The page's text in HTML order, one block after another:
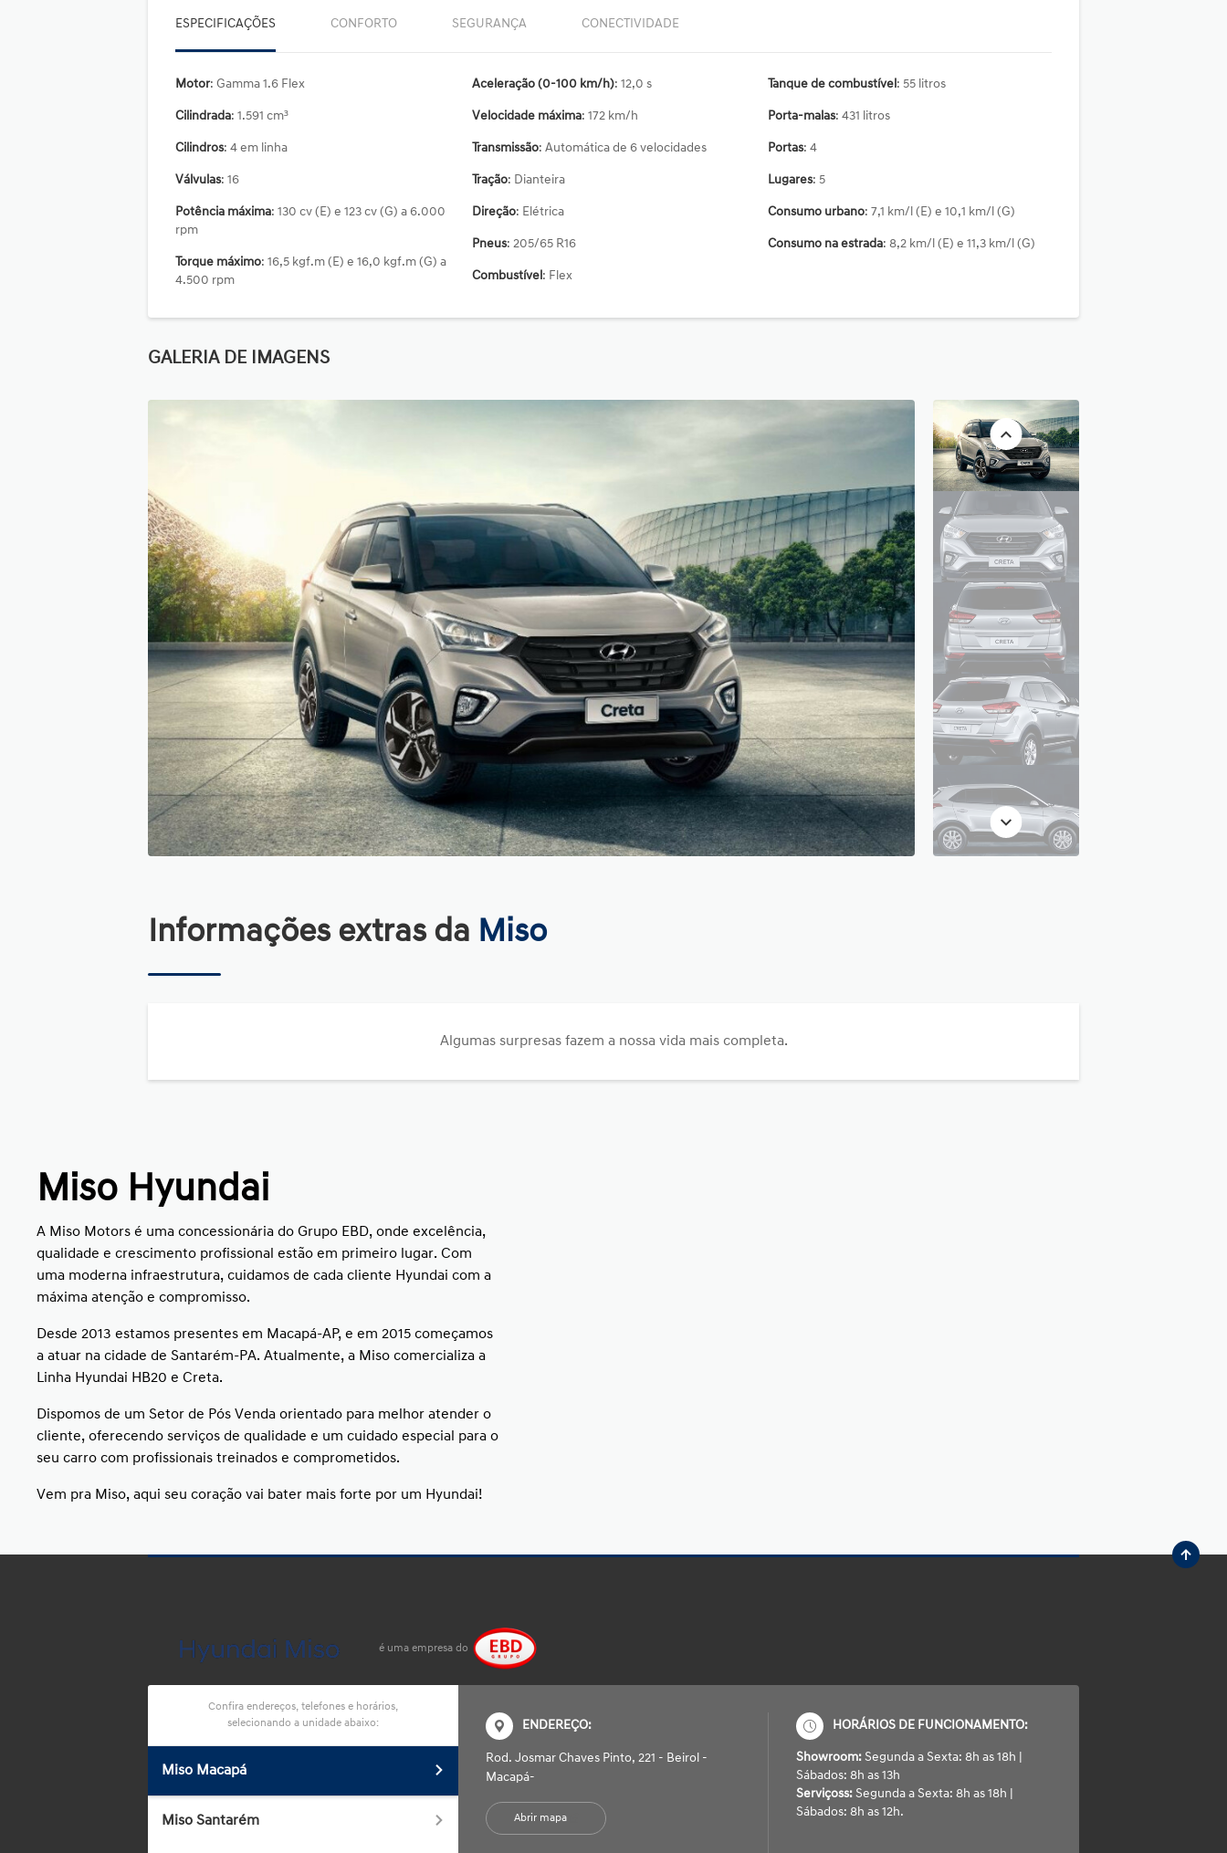
ESPECIFICAÇÕES CONFORTO SEGURANÇA CONECTIVIDADE
Motor : Gamma 1.6 Flex
Cilindrada : 1.591 cm³
Cilindros : 4 em linha
Válvulas : 16
Potência máxima: 130 cv (E) e 123 cv (G) a 6.000
rpm
Torque máximo: 16,5 kgf.m (E) e 16,0 kgf.m (G) a
4.500 rpm
Aceleração (0-100 km/h) : 12,0 s
Velocidade máxima : 172 km/h
Transmissão : Automática de 6 velocidades
Tração : Dianteira
Direção : Elétrica
Pneus : 205/65 R16
Combustível : Flex
Tanque de combustível : 55 litros
Porta-malas : 431 litros
Portas : 4
Lugares : 5
Consumo urbano : 7,1 km/l (E) e 10,1 km/l (G)
Consumo na estrada : 8,2 km/l (E) e 11,3 km/l (G)
GALERIA DE IMAGENS
Informações extras da Miso
Algumas surpresas fazem a nossa vida mais completa.
Miso Hyundai
A Miso Motors é uma concessionária do Grupo EBD, onde excelência,
qualidade e crescimento profissional estão em primeiro lugar. Com
uma moderna infraestrutura, cuidamos de cada cliente Hyundai com a
máxima atenção e compromisso.
Desde 2013 estamos presentes em Macapá-AP, e em 2015 começamos
a atuar na cidade de Santarém-PA. Atualmente, a Miso comercializa a
Linha Hyundai HB20 e Creta.
Dispomos de um Setor de Pós Venda orientado para melhor atender o
cliente, oferecendo serviços de qualidade e um cuidado especial para o
seu carro com profissionais treinados e comprometidos.
Vem pra Miso, aqui seu coração vai bater mais forte por um Hyundai!
é uma empresa do
Confira endereços, telefones e horários,
selecionando a unidade abaixo:
Miso Macapá
Miso Santarém
ENDEREÇO:
Rod. Josmar Chaves Pinto, 221 - Beirol -
Macapá-
Abrir mapa
HORÁRIOS DE FUNCIONAMENTO:
Showroom: Segunda a Sexta: 8h as 18h |
Sábados: 8h as 13h
Serviçoss: Segunda a Sexta: 8h as 18h |
Sábados: 8h as 12h.